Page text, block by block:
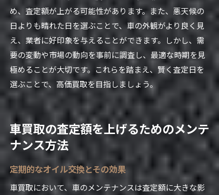
め、査定額が上がる可能性があります。また、悪天候の
日よりも晴れた日を選ぶことで、車の外観がより良く見
え、業者に好印象を与えることができます。しかし、需
要の変動や市場の動向を事前に調査し、最適な時期を見
極めることが大切です。これらを踏まえ、賢く査定日を
選ぶことで、高価買取を目指しましょう。
車買取の査定額を上げるためのメンテ
ナンス方法
定期的なオイル交換とその効果
車買取において、車のメンテナンスは査定額に大きな影